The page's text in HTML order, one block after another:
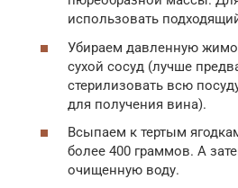
использовать
Убираем давленную
сухой сосуд (лучше
стерилизовать всю
для получения вина).
Всыпаем к тертым
более 400 граммов. А
очищенную воду.